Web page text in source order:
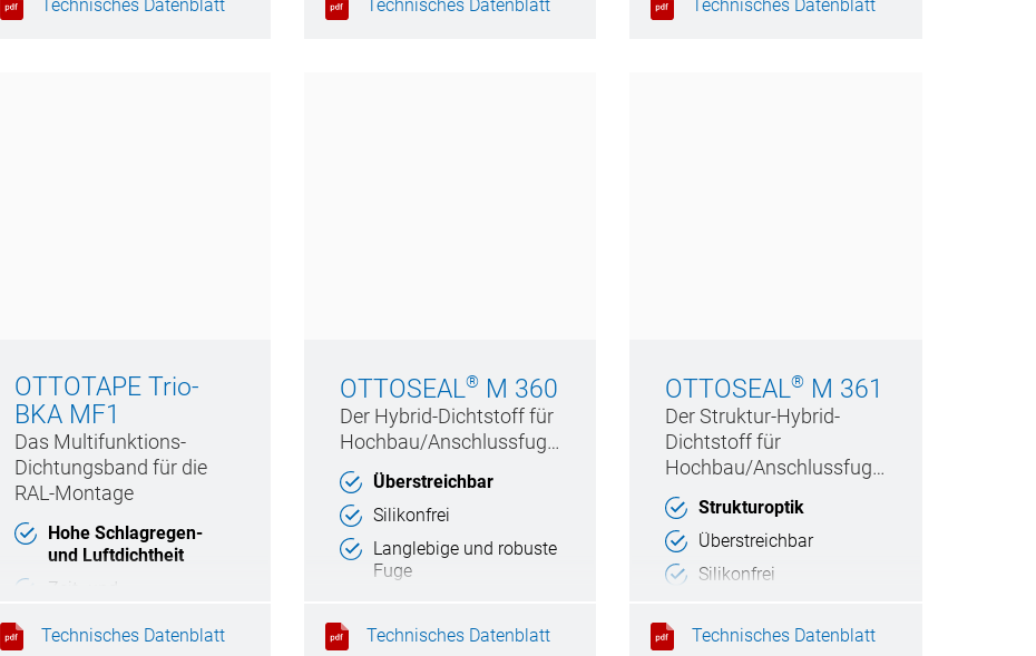
Technisches Datenblatt Technisches Datenblatt Technisches Datenblatt
OTTOTAPE Trio-
BKA MF1
Das Multifunktions-
Dichtungsband für die
RAL-Montage
Hohe Schlagregen-
und Luftdichtheit
Zeit- und
Sichere und einfache
Technisches Datenblatt
OTTOSEAL®M 360
Der Hybrid-Dichtstoff für
Hochbau/Anschlussfugen
Überstreichbar
Silikonfrei
Langlebige und robuste
Fuge
Technisches Datenblatt
OTTOSEAL® M 361
Der Struktur-Hybrid-
Dichtstoff für
Hochbau/Anschlussfugen
Strukturoptik
Überstreichbar
Silikonfrei
Technisches Datenblatt